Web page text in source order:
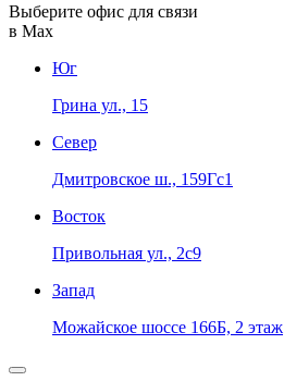
Выберите офис для связи
в Max
Юг
Грина ул., 15
Север
Дмитровское ш., 159Гс1
Восток
Привольная ул., 2с9
Запад
Можайское шоссе 166Б, 2 этаж